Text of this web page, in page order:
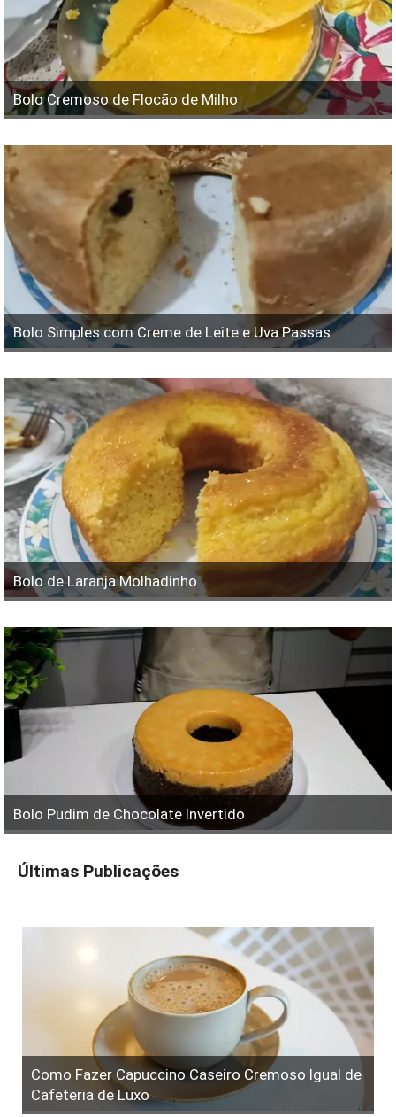
Bolo Cremoso de Flocão de Milho
Bolo Simples com Creme de Leite e Uva Passas
Bolo de Laranja Molhadinho
Bolo Pudim de Chocolate Invertido
Últimas Publicações
Como Fazer Capuccino Caseiro Cremoso Igual de
Cafeteria de Luxo